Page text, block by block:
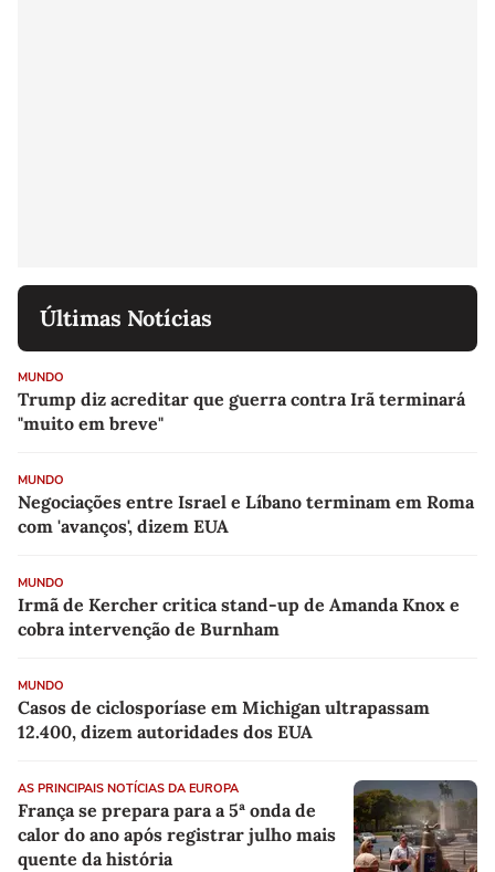
Últimas Notícias
MUNDO
Trump diz acreditar que guerra contra Irã terminará
"muito em breve"
MUNDO
Negociações entre Israel e Líbano terminam em Roma
com 'avanços', dizem EUA
MUNDO
Irmã de Kercher critica stand-up de Amanda Knox e
cobra intervenção de Burnham
MUNDO
Casos de ciclosporíase em Michigan ultrapassam
12.400, dizem autoridades dos EUA
AS PRINCIPAIS NOTÍCIAS DA EUROPA
França se prepara para a 5ª onda de
calor do ano após registrar julho mais
quente da história